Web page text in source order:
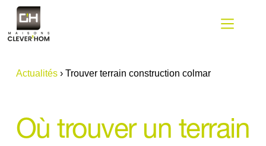
Passer
contenu
Actualités› Trouver terrain construction colmar
Où trouver un terrain